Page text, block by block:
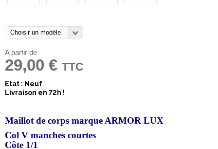
A partir de
29,00 € TTC
Etat : Neuf
Livraison en 72h !
Maillot de corps marque ARMOR LUX
Col V manches courtes
Côte 1/1